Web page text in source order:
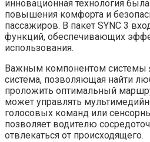
инновационная технология
повышения комфорта и
пассажиров. В пакет SYNC 3
функций, обеспечивающих
использования.
Важным компонентом системы
система, позволяющая найти
проложить оптимальный
может управлять
голосовых команд или
позволяет водителю
отвлекаться от происходящего.